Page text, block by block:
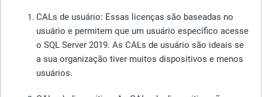
CALs de usuário: Essas licenças são baseadas no
usuário e permitem que um usuário específico acesse
o SQL Server 2019. As CALs de usuário são ideais se
a sua organização tiver muitos dispositivos e menos
usuários.